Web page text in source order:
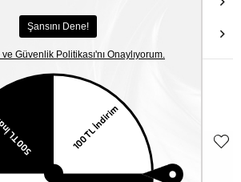
Benzer Ürünler
EKLE5
KODUYLA
İNDİRİM